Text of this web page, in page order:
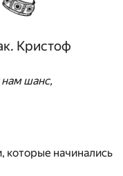
Кристоф
нам шанс,
которые начинались